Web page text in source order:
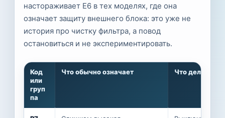
настораживает E6 в тех моделях, где она
означает защиту внешнего блока: это уже не
история про чистку фильтра, а повод
остановиться и не экспериментировать.
Код
или
груп
па
Что обычно означает Что делать